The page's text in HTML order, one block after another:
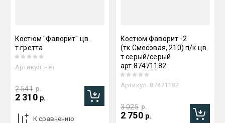
Костюм "Фаворит" цв.
т.гретта
Артикул: нет
2 541 р.
2 310 р.
К сравнению
Костюм Фаворит -2
(тк.Смесовая, 210) п/к цв.
т.серый/серый
арт.87471182
Артикул: 87471182
3 025 р.
2 750 р.